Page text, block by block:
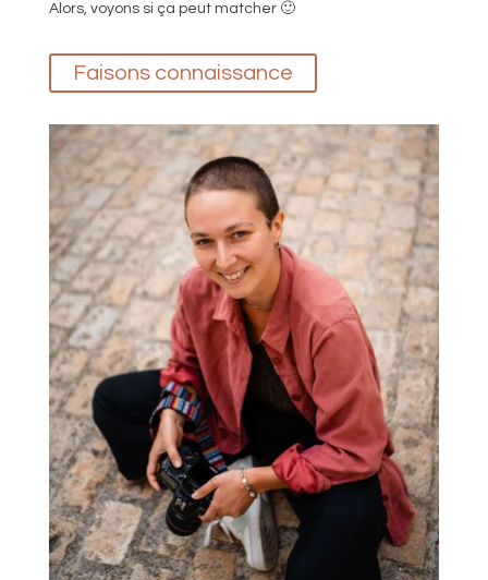
Alors, voyons si ça peut matcher 🙂
Faisons connaissance